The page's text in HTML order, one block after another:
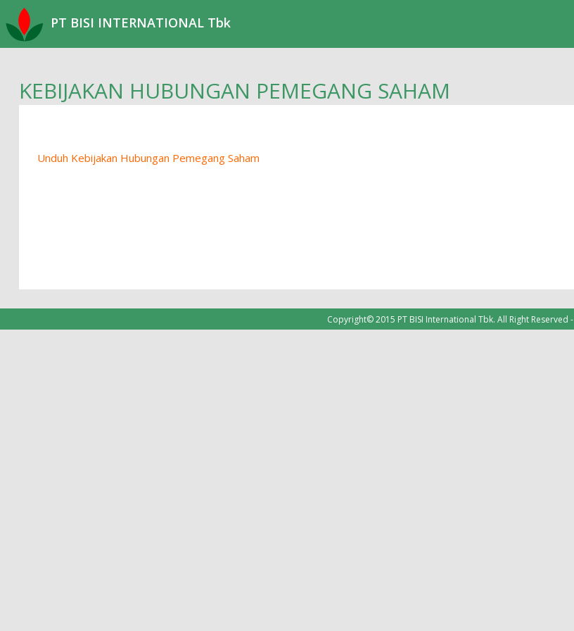
PT BISI INTERNATIONAL Tbk
KEBIJAKAN HUBUNGAN PEMEGANG SAHAM
Unduh Kebijakan Hubungan Pemegang Saham
Copyright© 2015 PT BISI International Tbk. All Right Reserved -